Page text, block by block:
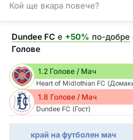
Кой ще вкара повече?
Dundee FC е +50% по-добре
Голове
1.2 Голове / Мач
Heart of Midlothian FC
1.8 Голове / Мач
Dundee FC (Гост)
край на футболен мач